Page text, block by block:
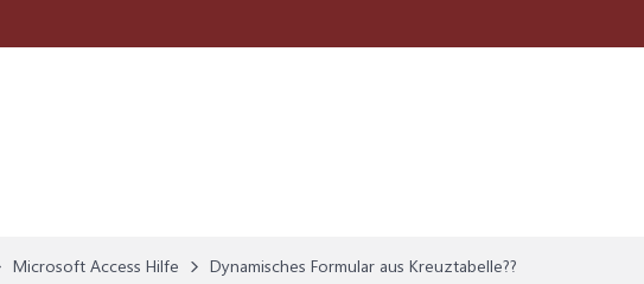
Microsoft Access Hilfe Dynamisches Formular aus Kreuztabelle??